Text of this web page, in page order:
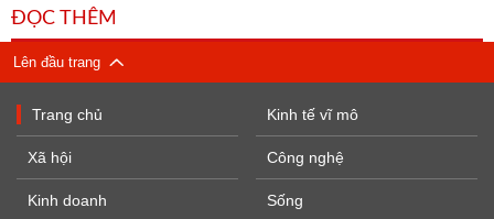
ĐỌC THÊM
Lên đầu trang
Trang chủ
Xã hội
Kinh doanh
Kinh tế vĩ mô
Công nghệ
Sống